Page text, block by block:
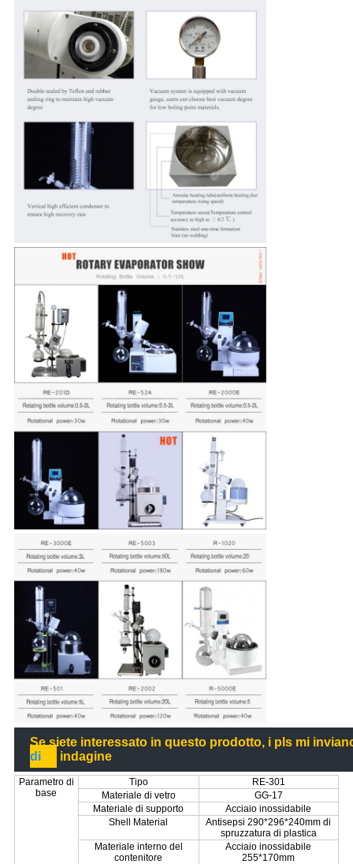
Se siete interessato in questo prodotto, i pls mi
di
indagine
Parametro di
base
Tipo
RE-301
Materiale di vetro
GG-17
Materiale di supporto
Acciaio inossidabile
Shell Material
Antisepsi 290*296*240mm di
spruzzatura di plastica
Materiale interno del
contenitore
Acciaio inossidabile
255*170mm